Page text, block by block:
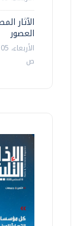
الآثار
العصور
ص